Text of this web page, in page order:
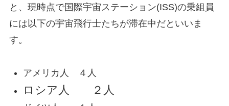
と、現時点で国際宇宙ステーション(ISS)の乗組員
には以下の宇宙飛行士たちが滞在中だといいま
す。
アメリカ人 ４人
ロシア人 ２人